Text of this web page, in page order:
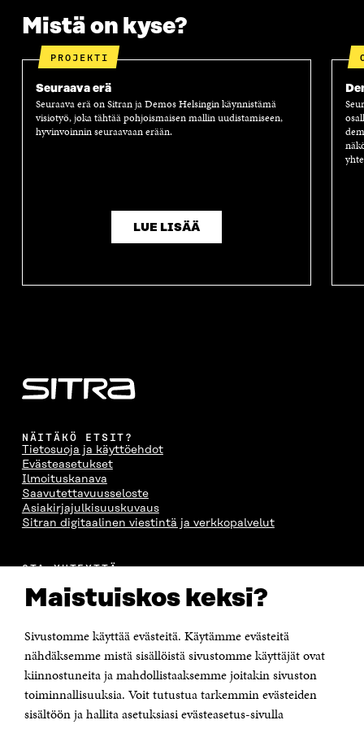
Maistuiskos keksi?
Sivustomme käyttää evästeitä. Käytämme evästeitä
nähdäksemme mistä sisällöistä sivustomme käyttäjät ovat
kiinnostuneita ja mahdollistaaksemme joitakin sivuston
toiminnallisuuksia. Voit tutustua tarkemmin evästeiden
sisältöön ja hallita asetuksiasi evästeasetus-sivulla
K
K
U
A
S
S
A
U
N
A
S
S
A
K
U
N
S
A
U
S
S
Mistä on kyse?
PROJEKTI
Seuraava erä
Seuraava erä on Sitran ja Demos Helsingin käynnistämä
visiotyö, joka tähtää pohjoismaisen mallin uudistamiseen,
hyvinvoinnin seuraavaan erään.
LUE LISÄÄ
NÄITÄKÖ ETSIT?
Tietosuoja ja käyttöehdot
Evästeasetukset
Ilmoituskanava
Saavutettavuusseloste
Asiakirjajulkisuuskuvaus
Sitran digitaalinen viestintä ja verkkopalvelut
OTA YHTEYTTÄ
Itämerenkatu 11-13, PL 160,
00181 Helsinki
Puhelin +358 294 618 991
Sähköpostiosoite
Saapumisohjeet
Y-tunnus 0202132-3